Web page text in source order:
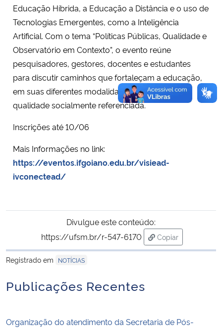
Educação Híbrida, a Educação a Distância e o uso de
Tecnologias Emergentes, como a Inteligência
Artificial. Com o tema “Políticas Públicas, Qualidade e
Observatório em Contexto”, o evento reúne
pesquisadores, gestores, docentes e estudantes
para discutir caminhos que fortaleçam a educação,
em suas diferentes modalidades, no contexto da
qualidade socialmente referenciada.
Inscrições até 10/06
Mais Informações no link:
https://eventos.ifgoiano.edu.br/visiead-
ivconectead/
Divulgue este conteúdo:
https://ufsm.br/r-547-6170
Copiar
para área de
Registrado em
NOTÍCIAS
Publicações Recentes
Organização do atendimento da Secretaria de Pós-